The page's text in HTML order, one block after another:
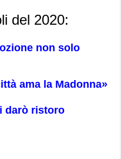
del 2020:
non solo
ama la Madonna»
darò ristoro